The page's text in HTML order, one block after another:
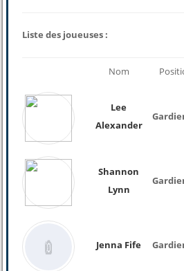
Liste des joueuses :
Nom
Lee
Alexander
Shannon
Lynn
Jenna Fife